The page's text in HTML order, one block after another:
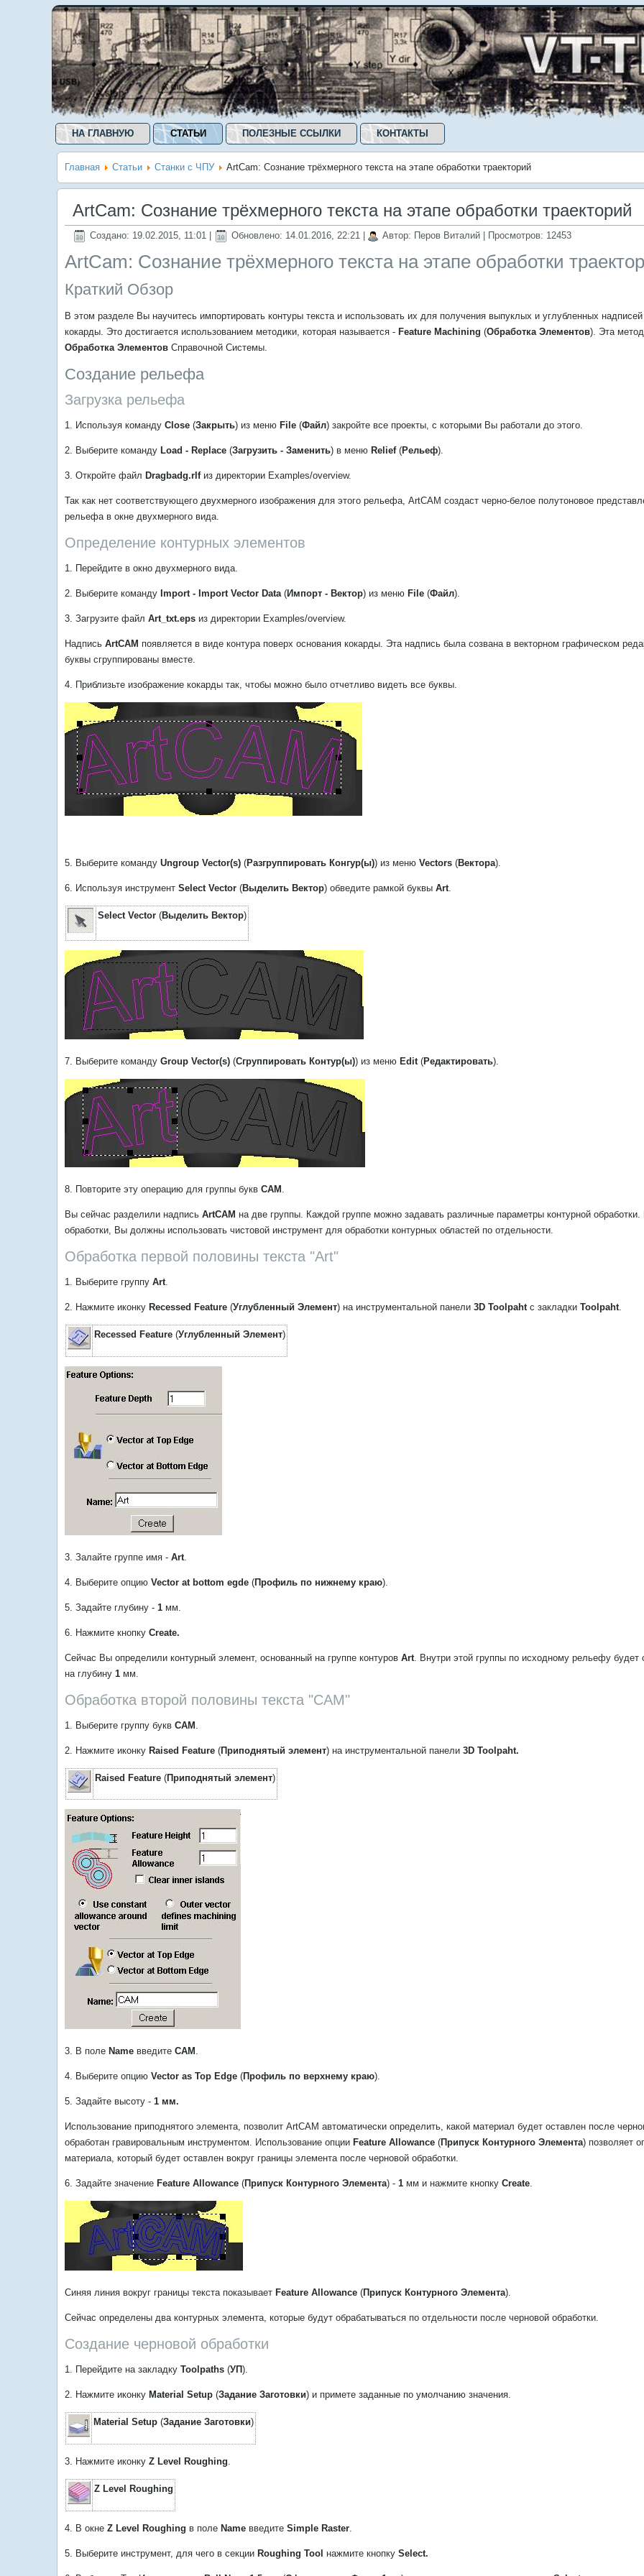
НА ГЛАВНУЮ СТАТЬИ ПОЛЕЗНЫЕ ССЫЛКИ КОНТАКТЫ
Главная Статьи Станки с ЧПУ ArtCam: Сознание трёхмерного текста на этапе обработки траекторий
ArtCam: Сознание трёхмерного текста на этапе обработки траекторий
Создано: 19.02.2015, 11:01 Обновлено: 14.01.2016, 22:21 Автор: Перов Виталий | Просмотров: 12453
ArtCam: Сознание трёхмерного текста на этапе обработки
Краткий Обзор
В этом разделе Вы научитесь импортировать контуры текста и использовать их для получения выпуклых и углубленных
кокарды. Это достигается использованием методики, которая называется - Feature Machining (Обработка Элементов). Эта
Обработка Элементов Справочной Системы.
Создание рельефа
Загрузка рельефа
1. Используя команду Close (Закрыть) из меню File (Файл) закройте все проекты, с которыми Вы работали до этого.
2. Выберите команду Load - Replace (Загрузить - Заменить) в меню Relief(Рельеф).
3. Откройте файл Dragbadg.rlfиз директории Examples/overview.
Так как нет соответствующего двухмерного изображения для этого рельефа, ArtCAM создаст черно-белое полутоновое
рельефа в окне двухмерного вида.
Определение контурных элементов
1. Перейдите в окно двухмерного вида.
2. Выберите команду Import - Import Vector Data(Импорт - Вектор) из меню File (Файл).
3. Загрузите файл Art_txt.eps из директории Examples/overview.
Надпись ArtCAM появляется в виде контура поверх основания кокарды. Эта надпись была созвана в векторном графическом
буквы сгруппированы вместе.
4. Приблизьте изображение кокарды так, чтобы можно было отчетливо видеть все буквы.
5. Выберите команду Ungroup Vector(s) (Разгруппировать Конгур(ы)) из меню Vectors (Вектора).
6. Используя инструмент Select Vector (Выделить Вектор) обведите рамкой буквы Art.
Select Vector (Выделить Вектор)
7. Выберите команду Group Vector(s) (Сгруппировать Контур(ы)) из меню Edit(Редактировать).
8. Повторите эту операцию для группы букв САМ .
Вы сейчас разделили надпись ArtCAM на две группы. Каждой группе можно задавать различные параметры контурной
обработки, Вы должны использовать чистовой инструмент для обработки контурных областей по отдельности.
Обработка первой половины текста "Art"
1. Выберите группу Art.
2. Нажмите иконку Recessed Feature (Углубленный Элемент) на инструментальной панели 3D Toolpahtс закладки Toolpaht.
Recessed Feature (Углубленный Элемент)
3. Залайте группе имя - Art.
4. Выберите опцию Vector at bottom egde (Профиль по нижнему краю).
5. Задайте глубину - 1 мм.
6. Нажмите кнопку Create.
Сейчас Вы определили контурный элемент, основанный на группе контуров Art. Внутри этой группы по исходному рельефу будет
на глубину 1 мм.
Обработка второй половины текста "CAM"
1. Выберите группу букв САМ .
2. Нажмите иконку Raised Feature (Приподнятый элемент) на инструментальной панели 3D Toolpaht.
Raised Feature (Приподнятый элемент)
3. В поле Name введите САМ .
4. Выберите опцию Vector as Top Edge (Профиль по верхнему краю).
5. Задайте высоту - 1 мм.
Использование приподнятого элемента, позволит АrtСАМ автоматически определить, какой материал будет оставлен после
обработан гравировальным инструментом. Использование опции Feature Allowance (Припуск Контурного Элемента) позволяет
материала, который будет оставлен вокруг границы элемента после черновой обработки.
6. Задайте значение Feature Allowance (Припуск Контурного Элемента) - 1 мм и нажмите кнопку Create.
Синяя линия вокруг границы текста показывает Feature Allowance (Припуск Контурного Элемента).
Сейчас определены два контурных элемента, которые будут обрабатываться по отдельности после черновой обработки.
Создание черновой обработки
1. Перейдите на закладку Toolpaths (УП).
2. Нажмите иконку Material Setup (Задание Заготовки) и примете заданные по умолчанию значения.
Material Setup (Задание Заготовки)
3. Нажмите иконку Z Level Roughing.
Z Level Roughing
4. В окне Z Level Roughing в поле Name введите Simple Raster.
5. Выберите инструмент, для чего в секции Roughing Tool нажмите кнопку Select.